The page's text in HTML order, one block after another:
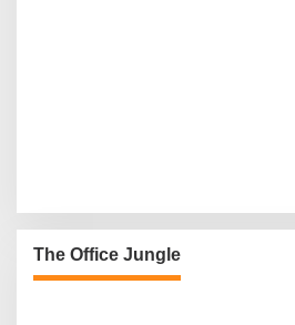
The Office Jungle